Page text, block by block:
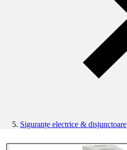
Siguranțe electrice & disjunctoare